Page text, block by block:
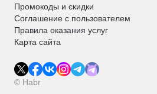
Промокоды и скидки
Соглашение с пользователем
Правила оказания услуг
Карта сайта
© Habr